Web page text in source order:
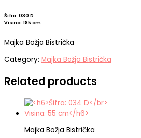
Šifra: 030 D
Visina: 185 cm
Majka Božja Bistrička
Category: Majka Božja Bistrička
Related products
Majka Božja Bistrička